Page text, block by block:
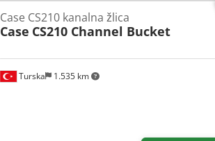
Turska 1.535 km
Case CS210 kanalna žlica
Case CS210 Channel Bucket